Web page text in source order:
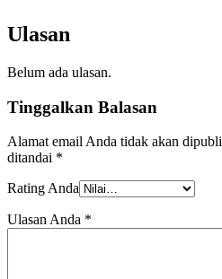
Ulasan
Belum ada ulasan.
Tinggalkan Balasan
Alamat email Anda tidak akan
ditandai *
Rating Anda
Ulasan Anda *